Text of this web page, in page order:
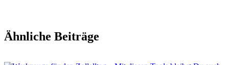
Ähnliche Beiträge